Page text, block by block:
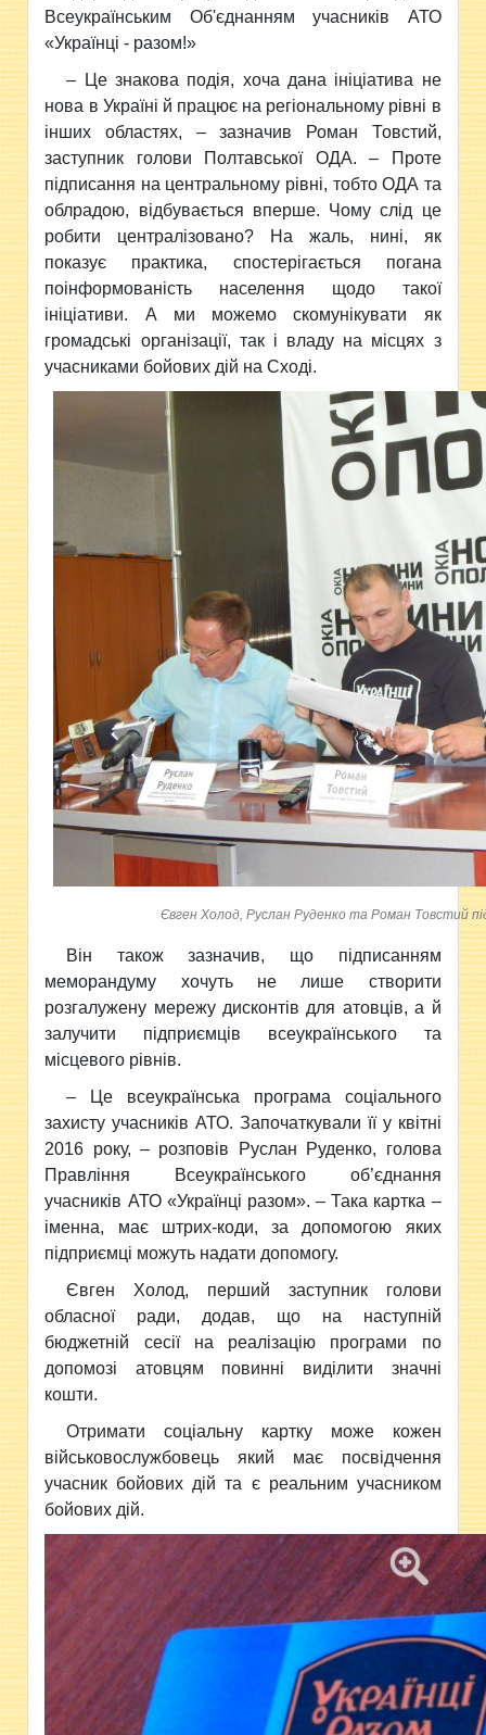
Всеукраїнським Об'єднанням учасників АТО
«Українці - разом!»
– Це знакова подія, хоча дана ініціатива не
нова в Україні й працює на регіональному рівні в
інших областях, – зазначив Роман Товстий,
заступник голови Полтавської ОДА. – Проте
підписання на центральному рівні, тобто ОДА та
облрадою, відбувається вперше. Чому слід це
робити централізовано? На жаль, нині, як
показує практика, спостерігається погана
поінформованість населення щодо такої
ініціативи. А ми можемоскомунікувати як
громадські організації, так і владу на місцях з
учасниками бойових дій на Сході.
Євген Холод, Руслан Руденко та Роман Товстий
Він також зазначив, що підписанням
меморандуму хочуть не лише створити
розгалужену мережу дисконтів для атовців, а й
залучити підприємців всеукраїнського та
місцевого рівнів.
– Це всеукраїнська програма соціального
захисту учасників АТО. Започаткували її у квітні
2016 року, – розповів Руслан Руденко, голова
Правління Всеукраїнського об’єднання
учасників АТО «Українці разом». – Така картка –
іменна, має штрих-коди, за допомогою яких
підприємці можуть надати допомогу.
Євген Холод, перший заступник голови
обласної ради, додав, що на наступній
бюджетній сесії на реалізацію програми по
допомозі атовцям повинні виділити значні
кошти.
Отримати соціальну картку може кожен
військовослужбовець який має посвідчення
учасник бойових дій та є реальним учасником
бойових дій.